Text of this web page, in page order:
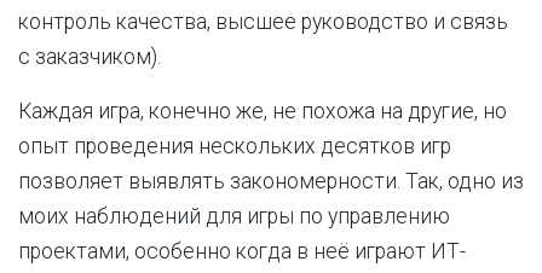
контроль качества, высшее руководство и связь
с заказчиком).
Каждая игра, конечно же, не похожа на другие, но
опыт проведения нескольких десятков игр
позволяет выявлять закономерности. Так, одно из
моих наблюдений для игры по управлению
проектами, особенно когда в неё играют ИТ-